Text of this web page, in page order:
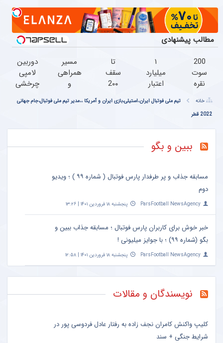
مطالب پیشنهادی
200
سوت
نقره
گرمی
به
شما؛
نام
۱
میلیارد
اعتبار
طلا |
ضامن
و چک
تا
سقف
2۰۰
تومان
خرید
نقره
مسیر
همراهی
و
عملکرد
اسنپ
دوربین
لامپی
چرخشی
درجه
امروز
شد
خانه
تیم ملی فوتبال ایران،استیلی،بازی ایران و آمریکا ،،مدیر تیم ملی فوتبال،جام جهانی
2022 قطر
ببین و بگو
مسابقه جذاب و پر طرفدار پارس فوتبال ( شماره ۹۹ ) ؛ ویدیو
دوم
ParsFootball NewsAgency پنجشنبه ۱۸ فروردین ۱۴۰۱ | ۱۳:۲۶
خبر خوش برای کاربران پارس فوتبال ؛ مسابقه جذاب ببین و
بگو (شماره ۹۹) ؛ با جوایز میلیونی !
ParsFootball NewsAgency پنجشنبه ۱۸ فروردین ۱۴۰۱ | ۱۲:۵۸
نویسندگان و مقالات
کلیپ واکنش کامران نجف زاده به رفتار عادل فردوسی پور در
شرایط جنگی + سند